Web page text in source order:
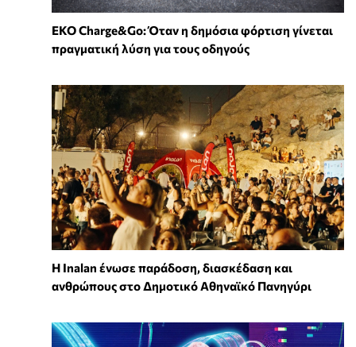
EKO Charge&Go: Όταν η δημόσια φόρτιση γίνεται
πραγματική λύση για τους οδηγούς
Η Inalan ένωσε παράδοση, διασκέδαση και
ανθρώπους στο Δημοτικό Αθηναϊκό Πανηγύρι